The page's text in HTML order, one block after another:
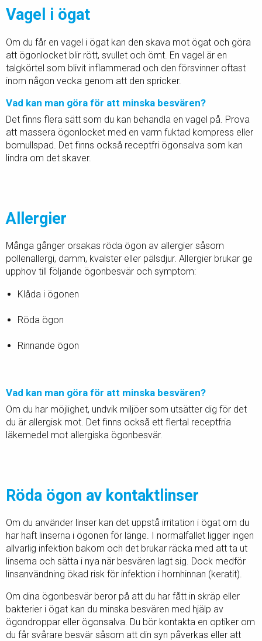
Vagel i ögat
Om du får en vagel i ögat kan den skava mot ögat och göra
att ögonlocket blir rött, svullet och ömt. En vagel är en
talgkörtel som blivit inflammerad och den försvinner oftast
inom någon vecka genom att den spricker.
Vad kan man göra för att minska besvären?
Det finns flera sätt som du kan behandla en vagel på. Prova
att massera ögonlocket med en varm fuktad kompress eller
bomullspad. Det finns också receptfri ögonsalva som kan
lindra om det skaver.
Allergier
Många gånger orsakas röda ögon av allergier såsom
pollenallergi, damm, kvalster eller pälsdjur. Allergier brukar ge
upphov till följande ögonbesvär och symptom:
Klåda i ögonen
Röda ögon
Rinnande ögon
Vad kan man göra för att minska besvären?
Om du har möjlighet, undvik miljöer som utsätter dig för det
du är allergisk mot. Det finns också ett flertal receptfria
läkemedel mot allergiska ögonbesvär.
Röda ögon av kontaktlinser
Om du använder linser kan det uppstå irritation i ögat om du
har haft linserna i ögonen för länge. I normalfallet ligger ingen
allvarlig infektion bakom och det brukar räcka med att ta ut
linserna och sätta i nya när besvären lagt sig. Dock medför
linsanvändning ökad risk för infektion i hornhinnan (keratit).
Om dina ögonbesvär beror på att du har fått in skräp eller
bakterier i ögat kan du minska besvären med hjälp av
ögondroppar eller ögonsalva. Du bör kontakta en optiker om
du får svårare besvär såsom att din syn påverkas eller att